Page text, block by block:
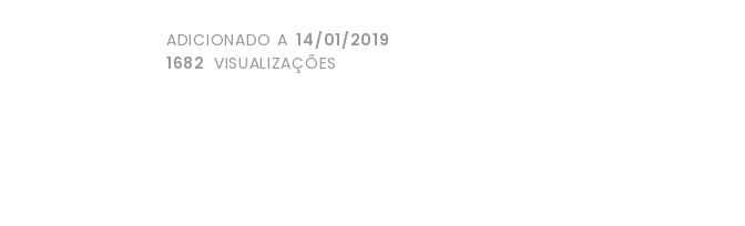
ADICIONADO A 14/01/2019
1682 VISUALIZAÇÕES